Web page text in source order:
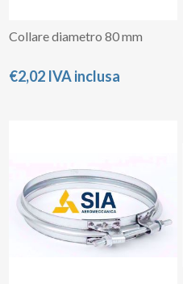
Collare diametro 80 mm
€2,02 IVA inclusa